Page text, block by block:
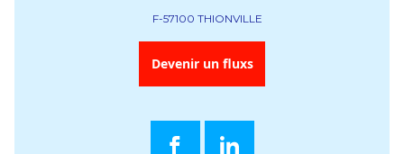
F-57100 THIONVILLE
Devenir un fluxs